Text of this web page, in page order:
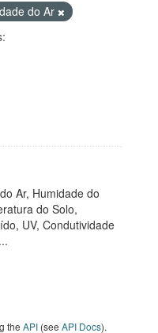
do Ar
Ar, Humidade do
do Solo,
UV, Condutividade
the API (see API Docs).